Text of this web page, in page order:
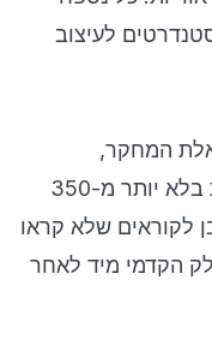
לעיצוב
המחקר,
המתודולוגיה, הממצאים והמסקנות בלא יותר מ-350
לקוראים שלא קראו
הקדמי מיד לאחר